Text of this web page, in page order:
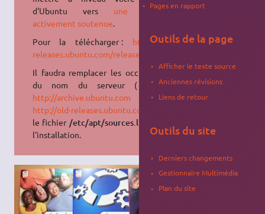
d'Ubuntu vers une version
activement soutenue.
Pour la télécharger : http://old-
releases.ubuntu.com/releases/
Il faudra remplacer les occurrences
du nom du serveur ( genre:
http://archive.ubuntu.com ) par
http://old-releases.ubuntu.com
le fichier /etc/apt/sources.list
l'installation.
Pages en rapport
Outils de la page
Afficher le texte source
Anciennes révisions
Liens de retour
Outils du site
Derniers changements
Gestionnaire Multimédia
Plan du site